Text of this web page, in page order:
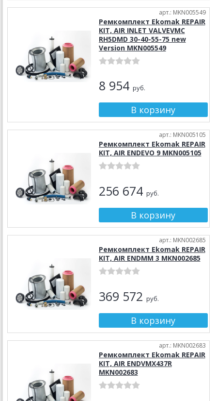
арт.: MKN005549
Ремкомплект Ekomak REPAIR
KIT, AIR INLET VALVEVMC
RH5DMD 30-40-55-75 new
Version MKN005549
8 954 руб.
арт.: MKN005105
Ремкомплект Ekomak REPAIR
KIT, AIR ENDEVO 9 MKN005105
256 674 руб.
арт.: MKN002685
Ремкомплект Ekomak REPAIR
KIT, AIR ENDMM 3 MKN002685
369 572 руб.
арт.: MKN002683
Ремкомплект Ekomak REPAIR
KIT, AIR ENDVMX437R
MKN002683